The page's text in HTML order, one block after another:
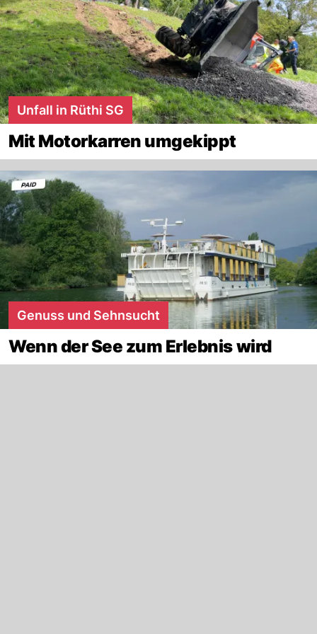
Unfall in Rüthi SG
Mit Motorkarren umgekippt
Genuss und Sehnsucht
Wenn der See zum Erlebnis wird